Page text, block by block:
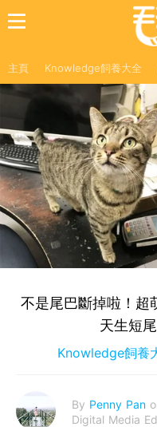
主頁 Knowledge飼養大全
不是尾巴斷掉啦！超
天生短
Knowledge飼養
By Penny Pan
Digital Media